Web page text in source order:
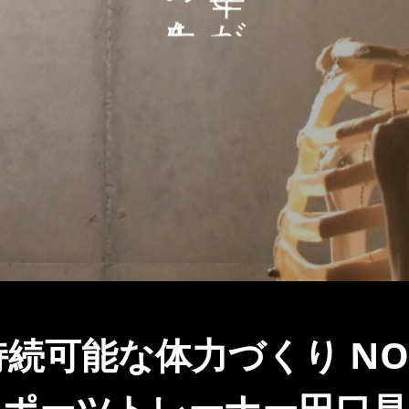
か
可能な体力づくり